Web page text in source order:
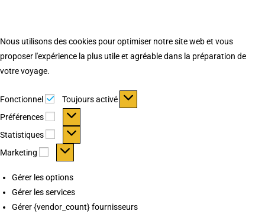
Nous utilisons des cookies pour optimiser notre site web et vous
proposer l'expérience la plus utile et agréable dans la préparation de
votre voyage.
Fonctionnel Fonctionnel
Toujours activé
Préférences
Préférences
Statistiques Statistiques
Marketing Marketing
Gérer les options
Gérer les services
Gérer {vendor_count} fournisseurs